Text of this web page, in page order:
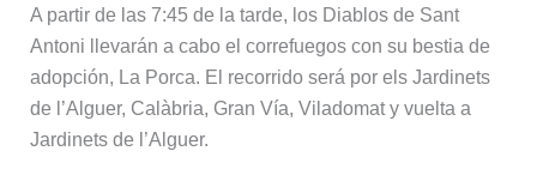
A partir de las 7:45 de la tarde, los Diablos de Sant
Antoni llevarán a cabo el correfuegos con su bestia de
adopción, La Porca. El recorrido será por els Jardinets
de l’Alguer, Calàbria, Gran Vía, Viladomat y vuelta a
Jardinets de l’Alguer.